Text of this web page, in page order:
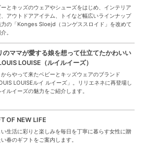
とキッズのウェアやシューズをはじめ、インテリア
アウトドアアイテム、トイなど幅広いラインナップ
力の「Konges Sloejd（コンゲススロイド」を改めて
。
のママが愛する娘を想って仕立てたかわいい
LOUISE（ルイルイーズ）
らやって来たベビーとキッズウェアのブランド
LOUISEルイ ルイーズ」。リリエネネに再登場し
ルイーズの魅力をご紹介します。
OF NEW LIFE
い生活に彩りと楽しみを毎日を丁寧に暮らす女性に贈
い春のギフトをご案内します。